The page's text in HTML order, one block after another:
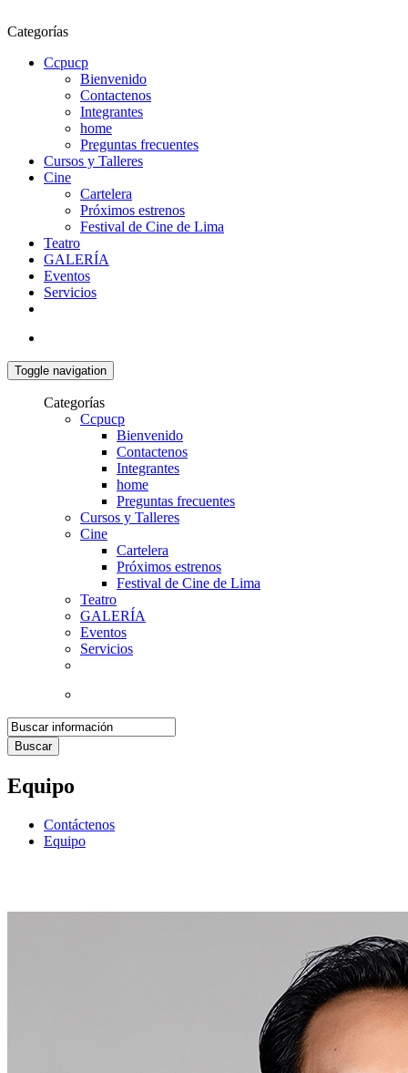
Categorías
Ccpucp
Bienvenido
Contactenos
Integrantes
home
Preguntas frecuentes
Cursos y Talleres
Cine
Cartelera
Próximos estrenos
Festival de Cine de Lima
Teatro
GALERÍA
Eventos
Servicios
Toggle navigation
Categorías
Ccpucp
Bienvenido
Contactenos
Integrantes
home
Preguntas frecuentes
Cursos y Talleres
Cine
Cartelera
Próximos estrenos
Festival de Cine de Lima
Teatro
GALERÍA
Eventos
Servicios
Buscar
Equipo
Contáctenos
Equipo